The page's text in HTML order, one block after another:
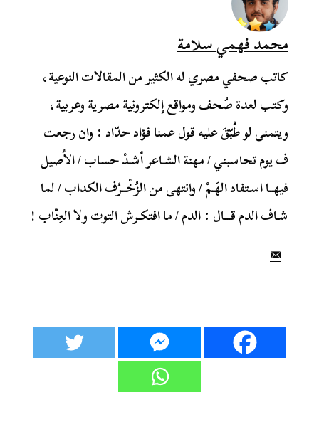
محمد فهمي سلامة
كاتب صحفي مصري له الكثير من المقالات النوعية،
وكتب لعدة صُحف ومواقع إلكترونية مصرية وعربية،
ويتمنى لو طُبّقَ عليه قول عمنا فؤاد حدّاد : وان رجعت
ف يوم تحاسبني / مهنة الشـاعر أشـدْ حساب / الأصيل
فيهــا اسـتفاد الهَـمْ / وانتهى من الزُخْــرُف الكداب / لما
شـاف الدم قـــال : الدم / ما افتكـرش التوت ولا العِنّاب !